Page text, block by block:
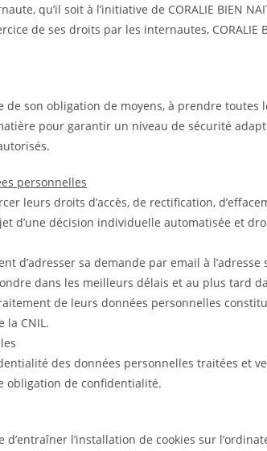
qu’il soit à l’initiative de CORALIE BIEN
de ses droits par les internautes,
de son obligation de moyens, à prendre
pour garantir un niveau de sécurité
personnelles
leurs droits d’accès, de rectification,
d’une décision individuelle automatisée et
d’adresser sa demande par email à
dans les meilleurs délais et au plus
de leurs données personnelles
la CNIL.
des données personnelles traitées
obligation de confidentialité.
l’installation de cookies sur